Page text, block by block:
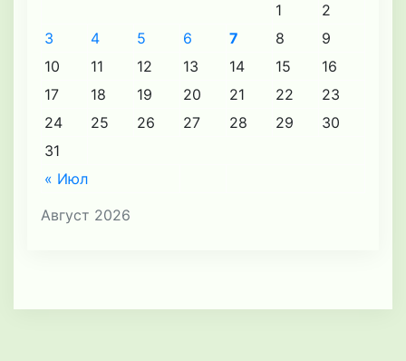
Август 2026
« Июл
1
2
3
4 5 6 7 8
9
10
11 12 13 14 15
16
17
18 19 20 21 22
23
24
25 26 27 28 29
30
31